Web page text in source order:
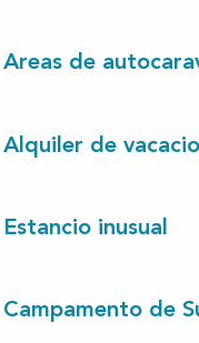
Areas de
Alquiler de
Estancio inusual
Campamento de
Born